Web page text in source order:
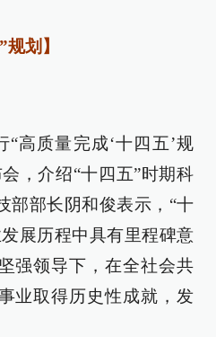
划】
高质量完成‘十四五’规
，介绍“十四五”时期科
部部长阴和俊表示，“十
展历程中具有里程碑意
强领导下，在全社会共
业取得历史性成就，发